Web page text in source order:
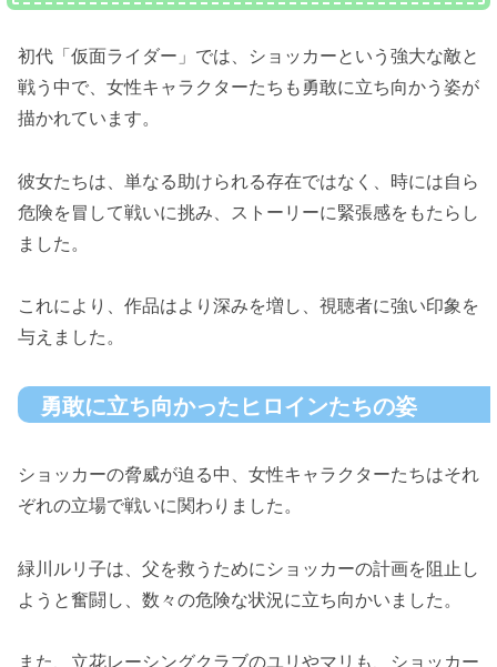
初代「仮面ライダー」では、ショッカーという強大な敵と
戦う中で、女性キャラクターたちも勇敢に立ち向かう姿が
描かれています。
彼女たちは、単なる助けられる存在ではなく、時には自ら
危険を冒して戦いに挑み、ストーリーに緊張感をもたらし
ました。
これにより、作品はより深みを増し、視聴者に強い印象を
与えました。
勇敢に立ち向かったヒロインたちの姿
ショッカーの脅威が迫る中、女性キャラクターたちはそれ
ぞれの立場で戦いに関わりました。
緑川ルリ子は、父を救うためにショッカーの計画を阻止し
ようと奮闘し、数々の危険な状況に立ち向かいました。
また、立花レーシングクラブのユリやマリも、ショッカー